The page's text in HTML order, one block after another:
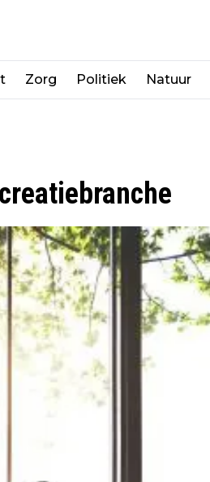
Zorg Politiek Natuur